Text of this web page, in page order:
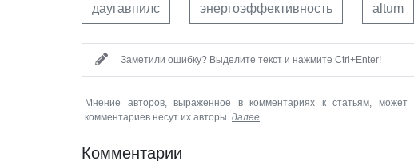
даугавпилс энергоэффективность altum
Заметили ошибку? Выделите текст и нажмите Ctrl+Enter!
Мнение авторов, выраженное в комментариях к статьям,
комментариев несут их авторы. далее
Комментарии